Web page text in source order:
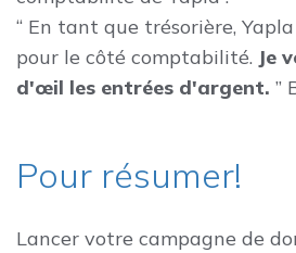
“ En tant que trésorière,
pour le côté comptabilité. Je
d'œil les entrées d'argent. ”
Pour résumer!
Lancer votre campagne de